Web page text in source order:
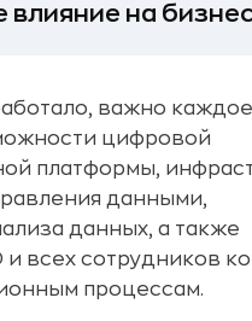
влияние на
важно
цифровой
платформы,
данными,
данных, а также
и всех сотрудников
процессам.